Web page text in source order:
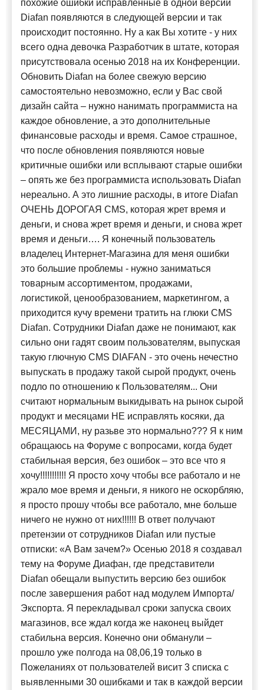
похожие ошибки исправленные в одной версии
Diafan появляются в следующей версии и так
происходит постоянно. Ну а как Вы хотите - у них
всего одна девочка Разработчик в штате, которая
присутствовала осенью 2018 на их Конференции.
Обновить Diafan на более свежую версию
самостоятельно невозможно, если у Вас свой
дизайн сайта – нужно нанимать программиста на
каждое обновление, а это дополнительные
финансовые расходы и время. Самое страшное,
что после обновления появляются новые
критичные ошибки или всплывают старые ошибки
– опять же без программиста использовать Diafan
нереально. А это лишние расходы, в итоге Diafan
ОЧЕНЬ ДОРОГАЯ CMS, которая жрет время и
деньги, и снова жрет время и деньги, и снова жрет
время и деньги…. Я конечный пользователь
владелец Интернет-Магазина для меня ошибки
это большие проблемы - нужно заниматься
товарным ассортиментом, продажами,
логистикой, ценообразованием, маркетингом, а
приходится кучу времени тратить на глюки CMS
Diafan. Сотрудники Diafan даже не понимают, как
сильно они гадят своим пользователям, выпуская
такую глючную CMS DIAFAN - это очень нечестно
выпускать в продажу такой сырой продукт, очень
подло по отношению к Пользователям... Они
считают нормальным выкидывать на рынок сырой
продукт и месяцами НЕ исправлять косяки, да
МЕСЯЦАМИ, ну разьве это нормально??? Я к ним
обращаюсь на Форуме с вопросами, когда будет
стабильная версия, без ошибок – это все что я
хочу!!!!!!!!!!! Я просто хочу чтобы все работало и не
жрало мое время и деньги, я никого не оскорбляю,
я просто прошу чтобы все работало, мне больше
ничего не нужно от них!!!!!! В ответ получают
претензии от сотрудников Diafan или пустые
отписки: «А Вам зачем?» Осенью 2018 я создавал
тему на Форуме Диафан, где представители
Diafan обещали выпустить версию без ошибок
после завершения работ над модулем Импорта/
Экспорта. Я перекладывал сроки запуска своих
магазинов, все ждал когда же наконец выйдет
стабильна версия. Конечно они обманули –
прошло уже полгода на 08,06,19 только в
Пожеланиях от пользователей висит 3 списка с
выявленными 30 ошибками и так в каждой версии